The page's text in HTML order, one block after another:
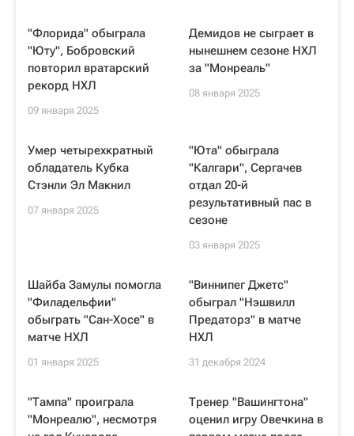
"Флорида" обыграла
"Юту", Бобровский
повторил вратарский
рекорд НХЛ
09 января 2025
Демидов не сыграет в
нынешнем сезоне НХЛ
за "Монреаль"
08 января 2025
Умер четырехкратный
обладатель Кубка
Стэнли Эл Макнил
07 января 2025
"Юта" обыграла
"Калгари", Сергачев
отдал 20-й
результативный пас в
сезоне
03 января 2025
Шайба Замулы помогла
"Филадельфии"
обыграть "Сан-Хосе" в
матче НХЛ
01 января 2025
"Виннипег Джетс"
обыграл "Нэшвилл
Предаторз" в матче
НХЛ
31 декабря 2024
"Тампа" проиграла
"Монреалю", несмотря
Тренер "Вашингтона"
оценил игру Овечкина в